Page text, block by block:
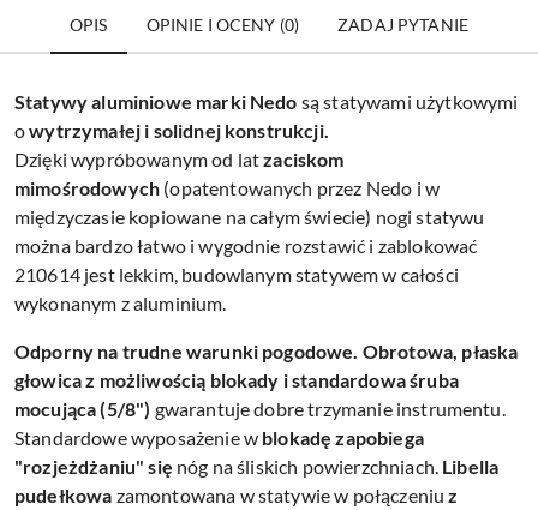
OPIS OPINIE I OCENY (0) ZADAJ PYTANIE
Statywy aluminiowe marki Nedo są statywami użytkowymi
owytrzymałej i solidnej konstrukcji.
Dzięki wypróbowanym od latzaciskom
mimośrodowych (opatentowanych przez Nedo i w
międzyczasie kopiowane na całym świecie) nogi statywu
można bardzo łatwo i wygodnie rozstawić i zablokować
210614 jest lekkim, budowlanym statywem w całości
wykonanym z aluminium.
Odporny na trudne warunki pogodowe. Obrotowa, płaska
głowica z możliwością blokady i standardowa śruba
mocująca (5/8") gwarantuje dobre trzymanie instrumentu.
Standardowe wyposażenie w blokadę zapobiega
"rozjeżdżaniu" się nóg na śliskich powierzchniach. Libella
pudełkowa zamontowana w statywie w połączeniuz